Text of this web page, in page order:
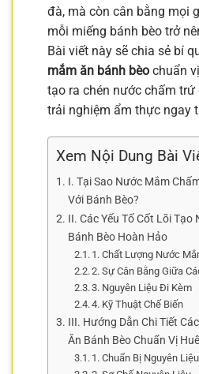
đà, mà còn cân bằng mọi
mỗi miếng bánh bèo trở
Bài viết này sẽ chia sẻ bí
mắm ăn bánh bèo chuẩn
tạo ra chén nước chấm trứ
trải nghiệm ẩm thực ngay
Xem Nội Dung Bài
I. Tại Sao Nước Mắm
Với Bánh Bèo?
II. Các Yếu Tố Cốt Lõi Tạo
Bánh Bèo Hoàn Hảo
1. Chất Lượng Nước
2. Sự Cân Bằng Giữa
3. Nguyên Liệu Đi Kèm
4. Kỹ Thuật Chế Biến
III. Hướng Dẫn Chi Tiết
Ăn Bánh Bèo Chuẩn Vị Huế
1. Chuẩn Bị Nguyên Liệu